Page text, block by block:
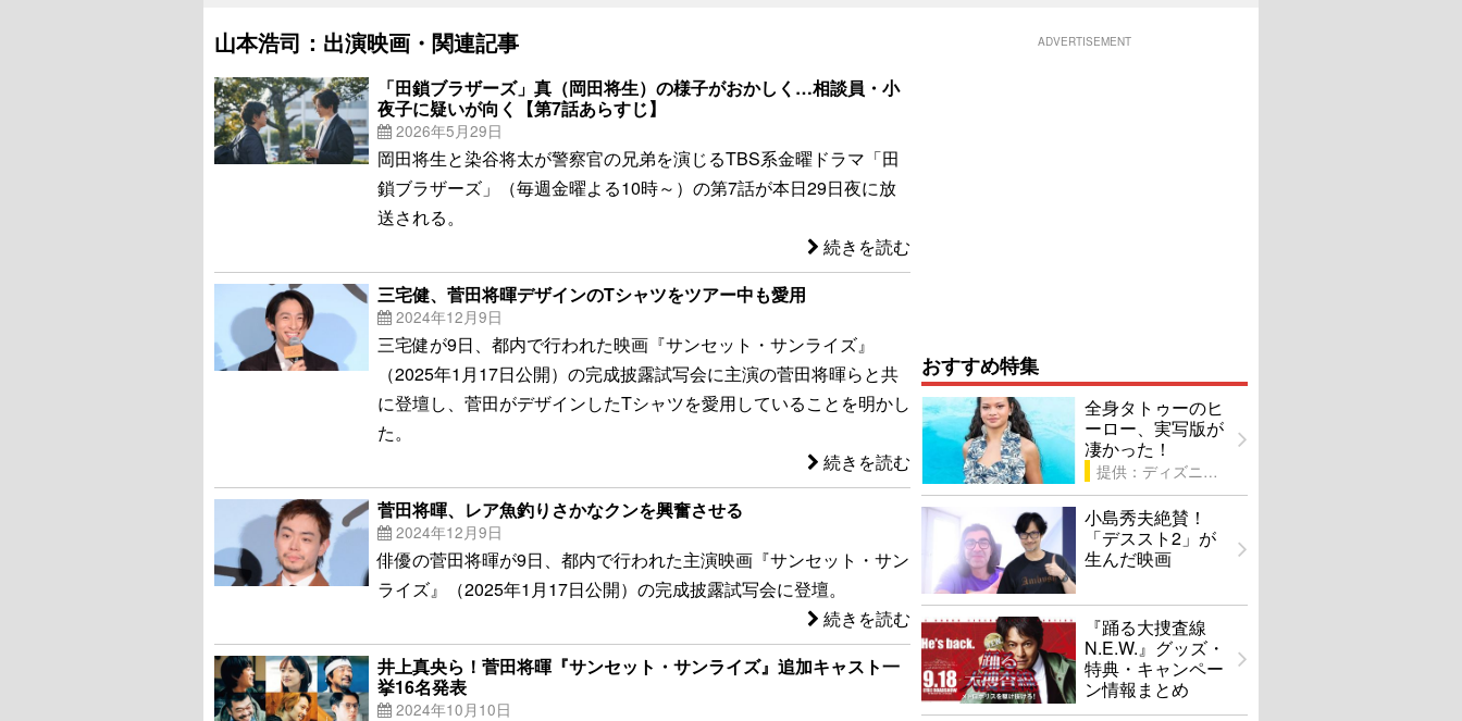
山本浩司：出演映画・関連記事
「田鎖ブラザーズ」真（岡田将生）の様子がおかしく…相談員・小
夜子に疑いが向く【第7話あらすじ】
2026年5月29日
岡田将生と染谷将太が警察官の兄弟を演じるTBS系金曜ドラマ「田
鎖ブラザーズ」（毎週金曜よる10時～）の第7話が本日29日夜に放
送される。
続きを読む
三宅健、菅田将暉デザインのTシャツをツアー中も愛用
2024年12月9日
三宅健が9日、都内で行われた映画『サンセット・サンライズ』
（2025年1月17日公開）の完成披露試写会に主演の菅田将暉らと共
に登壇し、菅田がデザインしたTシャツを愛用していることを明かし
た。
続きを読む
菅田将暉、レア魚釣りさかなクンを興奮させる
2024年12月9日
俳優の菅田将暉が9日、都内で行われた主演映画『サンセット・サン
ライズ』（2025年1月17日公開）の完成披露試写会に登壇。
続きを読む
井上真央ら！菅田将暉『サンセット・サンライズ』追加キャスト一
挙16名発表
2024年10月10日
ADVERTISEMENT
おすすめ特集
全身タトゥーのヒ
ーロー、実写版が
凄かった！
提供：ディズニー
小島秀夫絶賛！
「デススト2」が
生んだ映画
『踊る大捜査線
N.E.W.』グッズ・
特典・キャンペー
ン情報まとめ